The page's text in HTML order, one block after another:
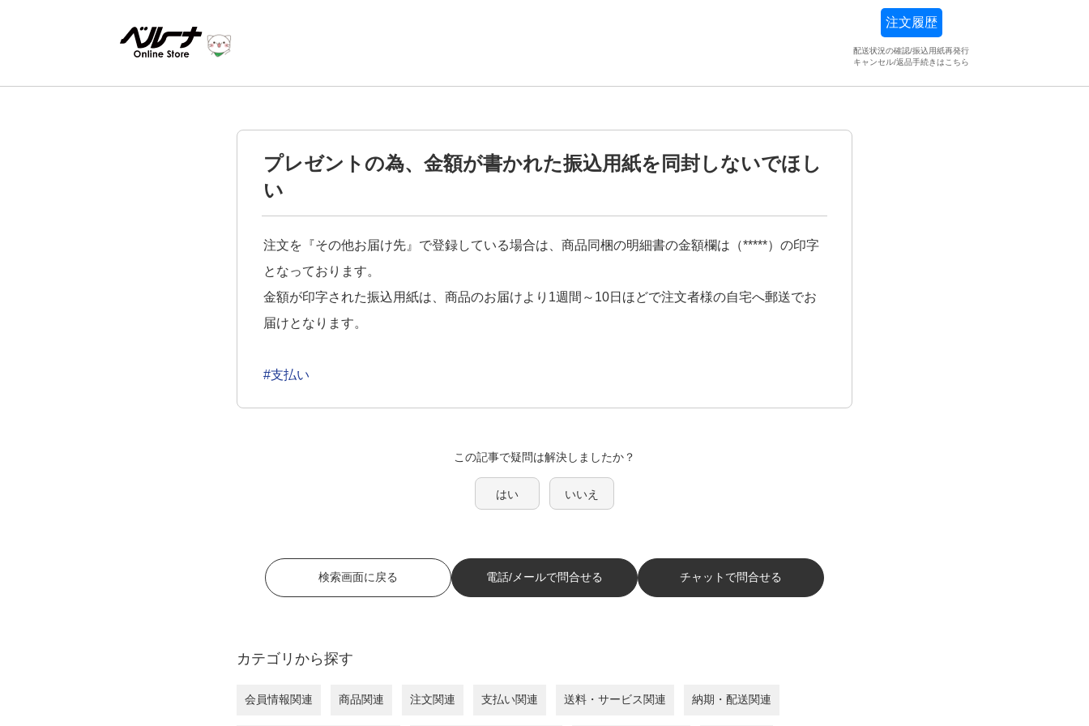
注文履歴
配送状況の確認/振込用紙再発行
キャンセル/返品手続きはこちら
プレゼントの為、金額が書かれた振込用紙を同封しないでほし
い
注文を『その他お届け先』で登録している場合は、商品同梱の明細書の金額欄は（*****）の印字
となっております。
金額が印字された振込用紙は、商品のお届けより1週間～10日ほどで注文者様の自宅へ郵送でお
届けとなります。
#支払い
この記事で疑問は解決しましたか？
はい いいえ
検索画面に戻る 電話/メールで問合せる チャットで問合せる
カテゴリから探す
会員情報関連 商品関連 注文関連 支払い関連 送料・サービス関連 納期・配送関連